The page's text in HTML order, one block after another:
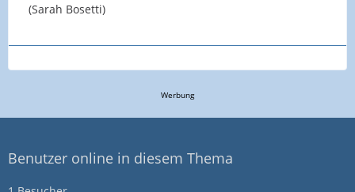
(Sarah Bosetti)
Werbung
Benutzer online in diesem Thema